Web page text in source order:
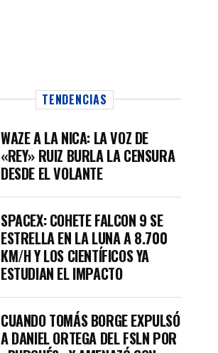
TENDENCIAS
WAZE A LA NICA: LA VOZ DE
«REY» RUIZ BURLA LA CENSURA
DESDE EL VOLANTE
SPACEX: COHETE FALCON 9 SE
ESTRELLA EN LA LUNA A 8.700
KM/H Y LOS CIENTÍFICOS YA
ESTUDIAN EL IMPACTO
CUANDO TOMÁS BORGE EXPULSÓ
A DANIEL ORTEGA DEL FSLN POR